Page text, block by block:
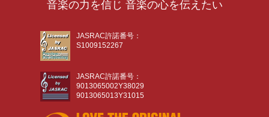
音楽の力を信じ 音楽の心を伝えたい
JASRAC許諾番号：
S1009152267
JASRAC許諾番号：
9013065002Y38029
9013065013Y31015